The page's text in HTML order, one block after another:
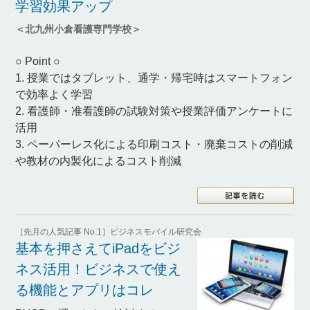
学習効果アップ
＜北九州小倉看護専門学校＞
○ Point ○
1. 授業ではタブレット、通学・帰宅時はスマートフォン
で効率よく学習
2. 看護師・准看護師の試験対策や授業評価アンケートに
活用
3. ペーパーレス化による印刷コスト・廃棄コストの削減
や教材の内製化によるコスト削減
［先月の人気記事 No.1］ビジネスモバイル研究会
基本を押さえてiPadをビジ
ネス活用！ビジネスで使え
る機能とアプリはコレ